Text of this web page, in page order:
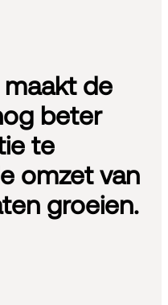
de
beter
te
omzet van
groeien.